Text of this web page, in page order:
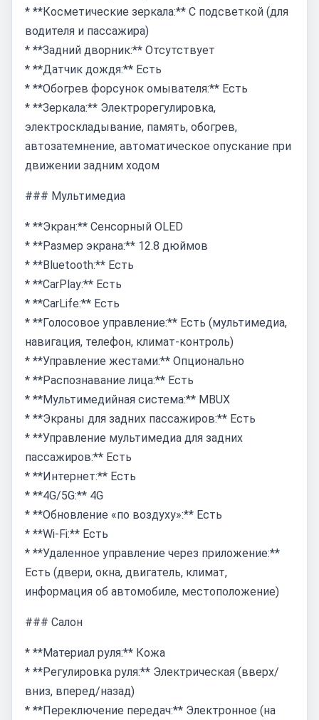
* **Косметические зеркала:** С подсветкой (для
водителя и пассажира)
* **Задний дворник:** Отсутствует
* **Датчик дождя:** Есть
* **Обогрев форсунок омывателя:** Есть
* **Зеркала:** Электрорегулировка,
электроскладывание, память, обогрев,
автозатемнение, автоматическое опускание при
движении задним ходом
### Мультимедиа
* **Экран:** Сенсорный OLED
* **Размер экрана:** 12.8 дюймов
* **Bluetooth:** Есть
* **CarPlay:** Есть
* **CarLife:** Есть
* **Голосовое управление:** Есть (мультимедиа,
навигация, телефон, климат-контроль)
* **Управление жестами:** Опционально
* **Распознавание лица:** Есть
* **Мультимедийная система:** MBUX
* **Экраны для задних пассажиров:** Есть
* **Управление мультимедиа для задних
пассажиров:** Есть
* **Интернет:** Есть
* **4G/5G:** 4G
* **Обновление «по воздуху»:** Есть
* **Wi-Fi:** Есть
* **Удаленное управление через приложение:**
Есть (двери, окна, двигатель, климат,
информация об автомобиле, местоположение)
### Салон
* **Материал руля:** Кожа
* **Регулировка руля:** Электрическая (вверх/
вниз, вперед/назад)
* **Переключение передач:** Электронное (на